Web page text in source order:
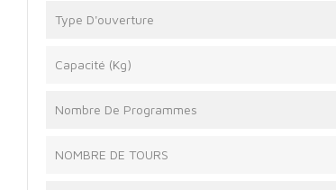
Type D'ouverture
Capacité (Kg)
Nombre De Programmes
NOMBRE DE TOURS